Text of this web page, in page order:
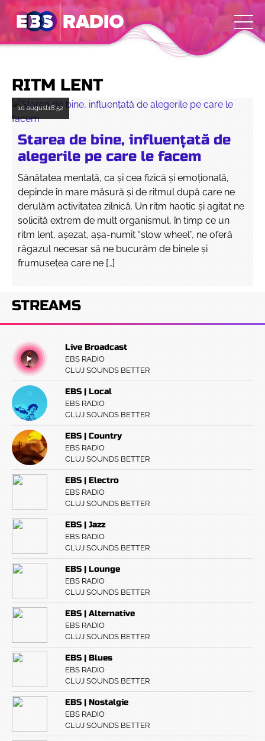
RITM LENT
10 august18:52
Starea de bine, influenţată de
alegerile pe care le facem
Sănătatea mentală, ca şi cea fizică şi emoţională,
depinde în mare măsură şi de ritmul după care ne
derulăm activitatea zilnică. Un ritm haotic şi agitat ne
solicită extrem de mult organismul, în timp ce un
ritm lent, aşezat, aşa-numit “slow wheel”, ne oferă
răgazul necesar să ne bucurăm de binele şi
frumuseţea care ne […]
STREAMS
Live Broadcast
EBS RADIO
CLUJ SOUNDS BETTER
EBS | Local
EBS RADIO
CLUJ SOUNDS BETTER
EBS | Country
EBS RADIO
CLUJ SOUNDS BETTER
EBS | Electro
EBS RADIO
CLUJ SOUNDS BETTER
EBS | Jazz
EBS RADIO
CLUJ SOUNDS BETTER
EBS | Lounge
EBS RADIO
CLUJ SOUNDS BETTER
EBS | Alternative
EBS RADIO
CLUJ SOUNDS BETTER
EBS | Blues
EBS RADIO
CLUJ SOUNDS BETTER
EBS | Nostalgie
EBS RADIO
CLUJ SOUNDS BETTER